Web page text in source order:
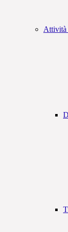
Attività